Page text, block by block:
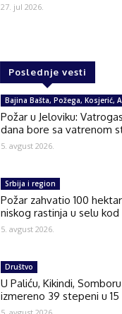
27. jul 2026.
Poslednje vesti
Bajina Bašta, Požega, Kosjerić,
Požar u Jeloviku:
dana bore sa vatrenom
5. avgust 2026.
Srbija i region
Požar zahvatio 100
niskog rastinja u selu kod
5. avgust 2026.
Društvo
U Paliću, Kikindi,
izmereno 39 stepeni u 15
5. avgust 2026.